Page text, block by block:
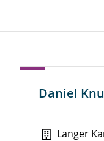
Daniel
Langer